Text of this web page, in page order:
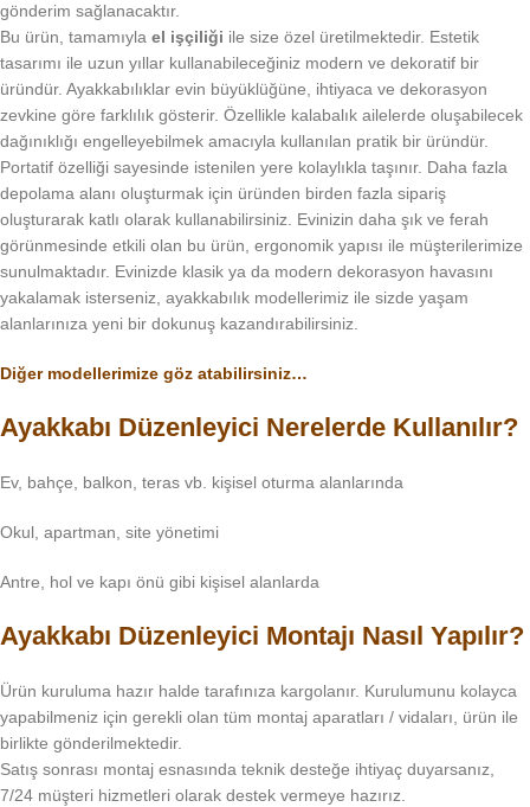
gönderim sağlanacaktır.
Bu ürün, tamamıyla el işçiliği ile size özel üretilmektedir. Estetik
tasarımı ile uzun yıllar kullanabileceğiniz modern ve dekoratif bir
üründür. Ayakkabılıklar evin büyüklüğüne, ihtiyaca ve dekorasyon
zevkine göre farklılık gösterir. Özellikle kalabalık ailelerde oluşabilecek
dağınıklığı engelleyebilmek amacıyla kullanılan pratik bir üründür.
Portatif özelliği sayesinde istenilen yere kolaylıkla taşınır. Daha fazla
depolama alanı oluşturmak için üründen birden fazla sipariş
oluşturarak katlı olarak kullanabilirsiniz. Evinizin daha şık ve ferah
görünmesinde etkili olan bu ürün, ergonomik yapısı ile müşterilerimize
sunulmaktadır. Evinizde klasik ya da modern dekorasyon havasını
yakalamak isterseniz, ayakkabılık modellerimiz ile sizde yaşam
alanlarınıza yeni bir dokunuş kazandırabilirsiniz.
Diğer modellerimize göz atabilirsiniz…
Ayakkabı Düzenleyici Nerelerde Kullanılır?
Ev, bahçe, balkon, teras vb. kişisel oturma alanlarında
Okul, apartman, site yönetimi
Antre, hol ve kapı önü gibi kişisel alanlarda
Ayakkabı Düzenleyici Montajı Nasıl Yapılır?
Ürün kuruluma hazır halde tarafınıza kargolanır. Kurulumunu kolayca
yapabilmeniz için gerekli olan tüm montaj aparatları / vidaları, ürün ile
birlikte gönderilmektedir.
Satış sonrası montaj esnasında teknik desteğe ihtiyaç duyarsanız,
7/24 müşteri hizmetleri olarak destek vermeye hazırız.